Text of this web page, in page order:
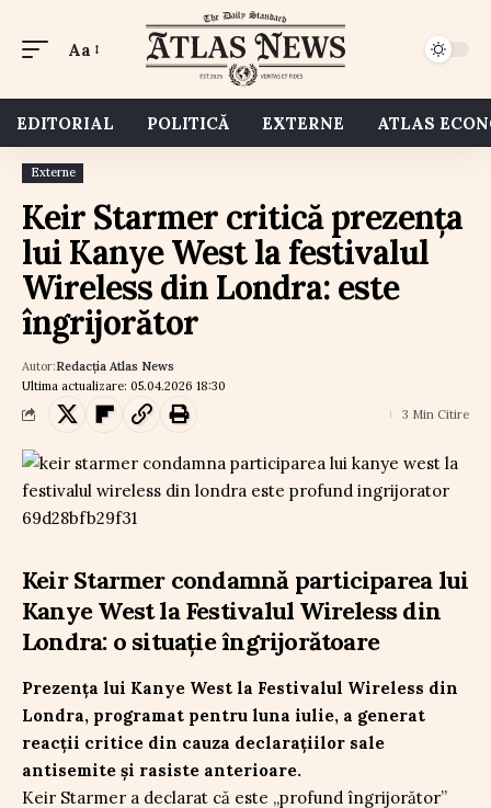
Aa
EDITORIAL POLITICĂ EXTERNE ATLAS
Externe
Keir Starmer critică prezența
lui Kanye West la festivalul
Wireless din Londra: este
îngrijorător
Ultima actualizare: 05.04.2026 18:30
Autor:Redacția Atlas News
3 Min Citire
Keir Starmer condamnă participarea lui
Kanye West la Festivalul Wireless din
Londra: o situație îngrijorătoare
Prezența lui Kanye West la Festivalul Wireless din
Londra, programat pentru luna iulie, a generat
reacții critice din cauza declarațiilor sale
antisemite și rasiste anterioare.
Keir Starmer a declarat că este „profund îngrijorător”